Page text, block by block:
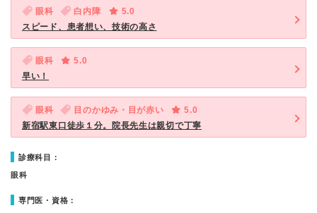
眼科 白内障
5.0
スピード、患者想い、技術の高さ
眼科
5.0
早い！
眼科 目のかゆみ・目が赤い
5.0
新宿駅東口徒歩１分。院長先生は親切で丁寧
診療科目：
眼科
専門医・資格：